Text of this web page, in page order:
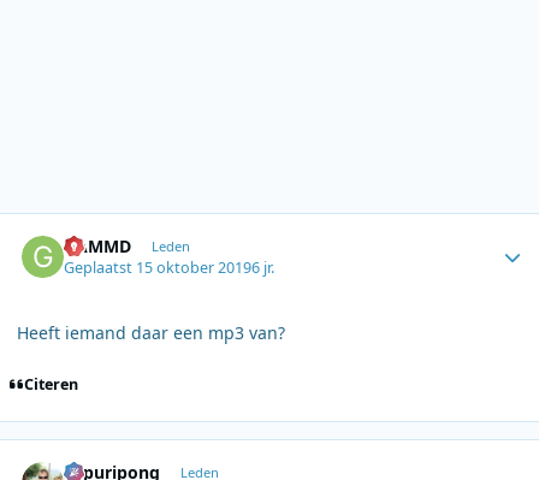
GAMMD Leden
Geplaatst 15 oktober 20196 jr.
Heeft iemand daar een mp3 van?
Citeren
Sapuripong Leden